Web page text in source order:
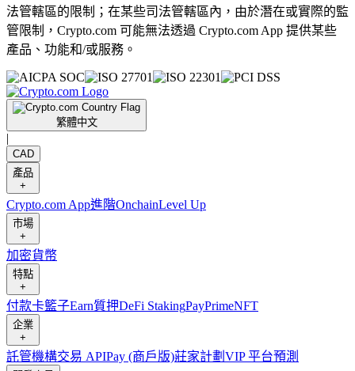
法管轄區的限制；在某些司法管轄區內，由於潛在或實際的監
管限制，Crypto.com 可能無法透過 Crypto.com App 提供某些
產品、功能和/或服務。
繁體中文
|
CAD
產品
+
Crypto.com App進階OnchainLevel Up
市場
+
加密貨幣
特點
+
付款卡籃子Earn質押DeFi StakingPayPrimeNFT
企業
+
託管機構交易 APIPay (商戶版)莊家計劃 VIP 平台預測